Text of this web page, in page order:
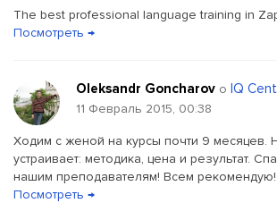
The best professional language training in
Посмотреть →
Oleksandr Goncharov о IQ
11 Февраль 2015, 00:38
Ходим с женой на курсы почти 9 месяцев.
устраивает: методика, цена и результат.
нашим преподавателям! Всем рекомендую!
Посмотреть →